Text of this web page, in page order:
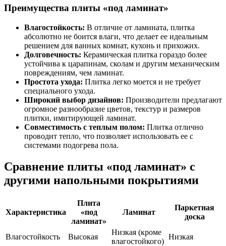
Преимущества плиты «под ламинат»
Влагостойкость: В отличие от ламината, плитка
абсолютно не боится влаги, что делает ее идеальным
решением для ванных комнат, кухонь и прихожих.
Долговечность: Керамическая плитка гораздо более
устойчива к царапинам, сколам и другим механическим
повреждениям, чем ламинат.
Простота ухода: Плитка легко моется и не требует
специального ухода.
Широкий выбор дизайнов: Производители предлагают
огромное разнообразие цветов, текстур и размеров
плитки, имитирующей ламинат.
Совместимость с теплым полом: Плитка отлично
проводит тепло, что позволяет использовать ее с
системами подогрева пола.
Сравнение плиты «под ламинат» с
другими напольными покрытиями
Характеристика
Плита
«под
ламинат»
Ламинат
Паркетная
доска
Влагостойкость Высокая
Низкая (кроме
влагостойкого)
Низкая